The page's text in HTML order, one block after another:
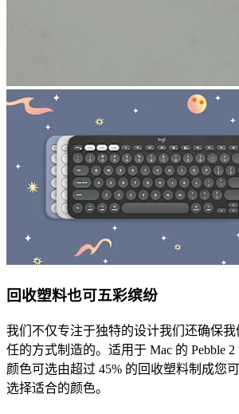
回收塑料也可五彩缤纷
我们不仅专注于独特的设计我们还确保
任的方式制造的。适用于 Mac 的 Pebble
颜色可选由超过 45% 的回收塑料制成您
选择适合的颜色。